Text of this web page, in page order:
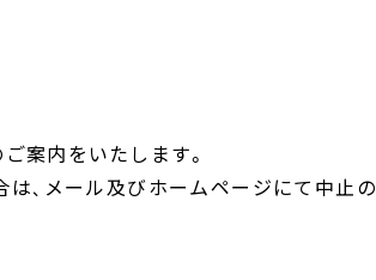
案内をいたします。
、メール及びホームページにて中止